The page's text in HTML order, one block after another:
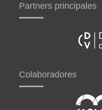
Partners principales
Colaboradores